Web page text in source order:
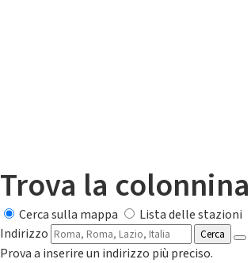
Trova la
Cerca sulla mappa
Lista delle stazioni
Indirizzo
Cerca
Prova a inserire un indirizzo più preciso.